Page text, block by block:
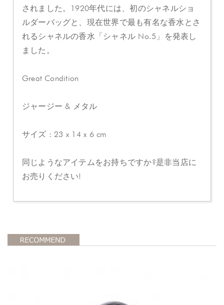
されました。1920年代には、初のシャネルショ
ルダーバッグと、現在世界で最も有名な香水とさ
れるシャネルの香水「シャネル No.5」を発表し
ました。
Great Condition
ジャージー & メタル
サイズ : 23 x 14 x 6 cm
同じようなアイテムをお持ちですか?是非当店に
お売りください!